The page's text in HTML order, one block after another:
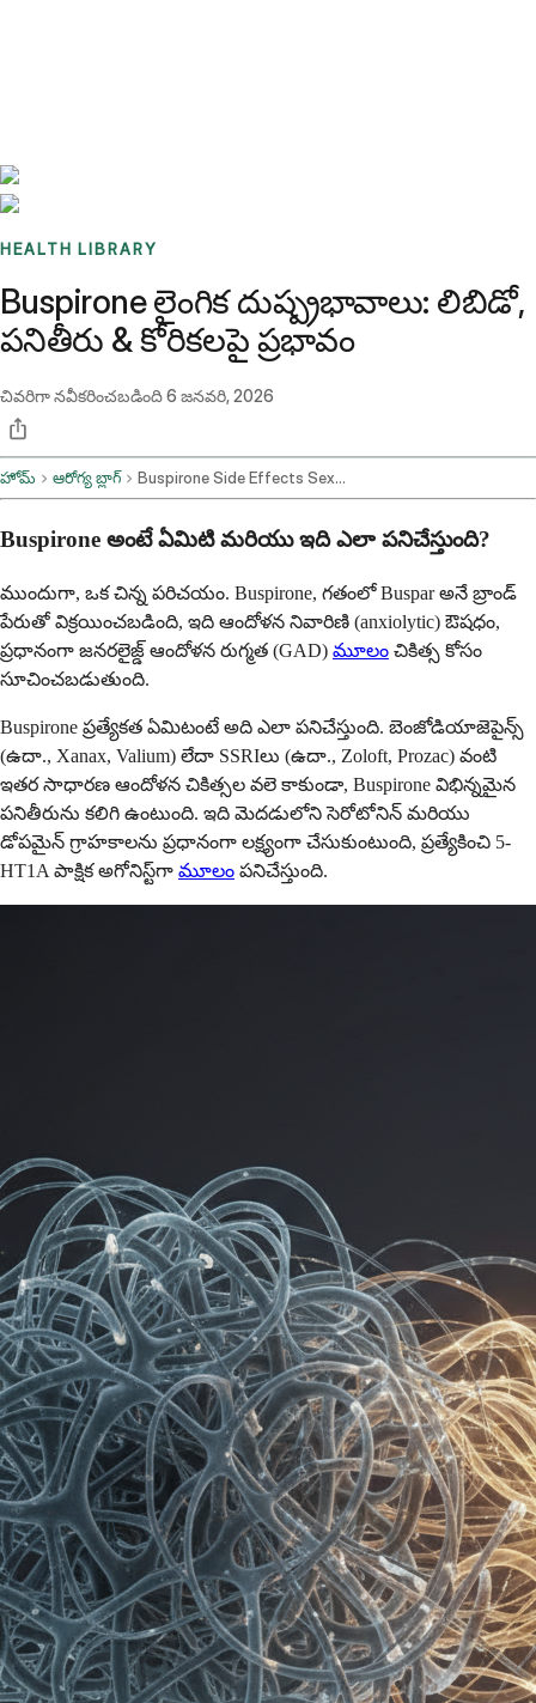
HEALTH LIBRARY
Buspirone లైంగిక దుష్ప్రభావాలు: లిబిడో,
పనితీరు & కోరికలపై ప్రభావం
చివరిగా నవీకరించబడింది6 జనవరి, 2026
హోమ్ ఆరోగ్య బ్లాగ్ Buspirone Side Effects Sexually
Buspirone అంటే ఏమిటి మరియు ఇది ఎలా పనిచేస్తుంది?
ముందుగా, ఒక చిన్న పరిచయం. Buspirone, గతంలో Buspar అనే బ్రాండ్
పేరుతో విక్రయించబడింది, ఇది ఆందోళన నివారిణి (anxiolytic) ఔషధం,
ప్రధానంగా జనరలైజ్డ్ ఆందోళన రుగ్మత (GAD) మూలం చికిత్స కోసం
సూచించబడుతుంది.
Buspirone ప్రత్యేకత ఏమిటంటే అది ఎలా పనిచేస్తుంది. బెంజోడియాజెపైన్స్
(ఉదా., Xanax, Valium) లేదా SSRIలు (ఉదా., Zoloft, Prozac) వంటి
ఇతర సాధారణ ఆందోళన చికిత్సల వలె కాకుండా, Buspirone విభిన్నమైన
పనితీరును కలిగి ఉంటుంది. ఇది మెదడులోని సెరోటోనిన్ మరియు
డోపమైన్ గ్రాహకాలను ప్రధానంగా లక్ష్యంగా చేసుకుంటుంది, ప్రత్యేకించి 5-
HT1A పాక్షిక అగోనిస్ట్‌గా మూలం పనిచేస్తుంది.